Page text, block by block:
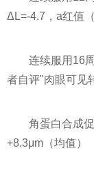
ΔL=-4.7，a红值
连续服用16
者自评"肉眼可见
角蛋白合成
+8.3μm（均值）